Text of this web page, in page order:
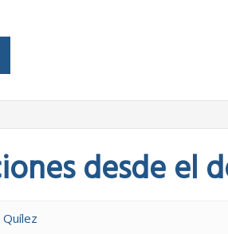
desde el
Quílez